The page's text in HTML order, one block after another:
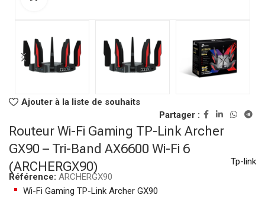
Ajouter à la liste de souhaits
Partager :
Routeur Wi-Fi Gaming TP-Link Archer
GX90 – Tri-Band AX6600 Wi-Fi 6
(ARCHERGX90)
Référence: ARCHERGX90
Tp-link
Wi-Fi Gaming TP-Link Archer GX90